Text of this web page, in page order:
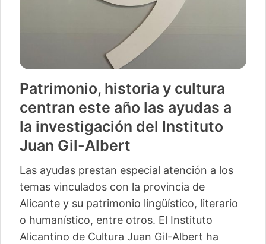
Patrimonio, historia y cultura
centran este año las ayudas a
la investigación del Instituto
Juan Gil-Albert
Las ayudas prestan especial atención a los
temas vinculados con la provincia de
Alicante y su patrimonio lingüístico, literario
o humanístico, entre otros. El Instituto
Alicantino de Cultura Juan Gil-Albert ha